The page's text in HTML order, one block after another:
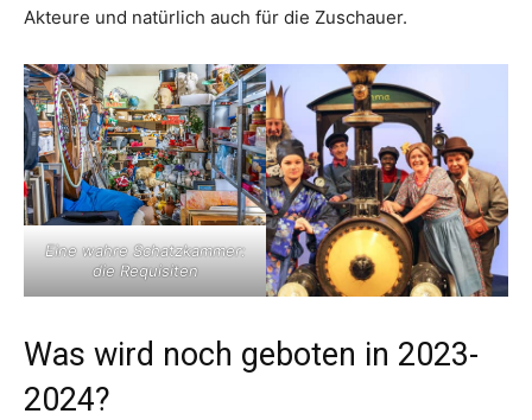
Akteure und natürlich auch für die Zuschauer.
Eine wahre Schatzkammer:
die Requisiten
Was wird noch geboten in 2023-
2024?